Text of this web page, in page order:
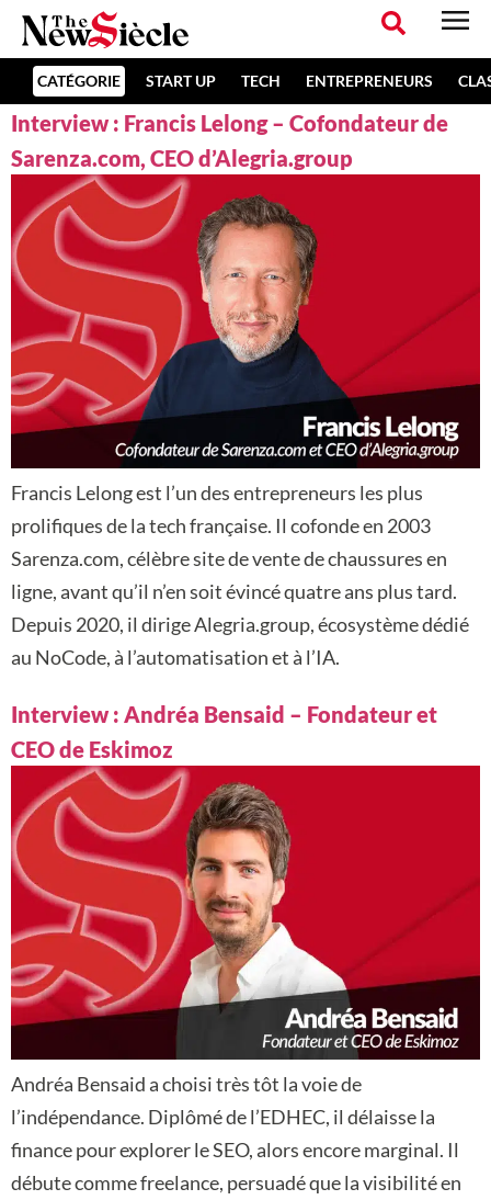
CATÉGORIE START UP TECH ENTREPRENEURS
Interview : Francis Lelong – Cofondateur de
Sarenza.com, CEO d’Alegria.group
Francis Lelong est l’un des entrepreneurs les plus
prolifiques de la tech française. Il cofonde en 2003
Sarenza.com, célèbre site de vente de chaussures en
ligne, avant qu’il n’en soit évincé quatre ans plus tard.
Depuis 2020, il dirige Alegria.group, écosystème dédié
au NoCode, à l’automatisation et à l’IA.
Interview : Andréa Bensaid – Fondateur et
CEO de Eskimoz
Andréa Bensaid a choisi très tôt la voie de
l’indépendance. Diplômé de l’EDHEC, il délaisse la
finance pour explorer le SEO, alors encore marginal. Il
débute comme freelance, persuadé que la visibilité en